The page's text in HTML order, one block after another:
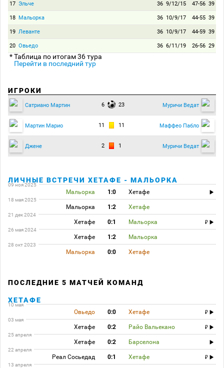
17 Эльче 36 9/12/15 47-56 39
18 Мальорка 36 10/9/17 44-55 39
19 Леванте 36 10/9/17 44-59 39
20 Овьедо 36 6/11/19 26-56 29
* Таблица по итогам 36 тура
Перейти в последний тур
ИГРОКИ
Сатриано Мартин 6 23 Муричи Ведат
Мартин Марио 11 11 Маффео Пабло
Джене 2 1 Муричи Ведат
ЛИЧНЫЕ ВСТРЕЧИ ХЕТАФЕ - МАЛЬОРКА
09 ноя 2025
Мальорка 1:0 Хетафе
18 мая 2025
Мальорка 1:2 Хетафе
21 дек 2024
Хетафе 0:1 Мальорка
26 мая 2024
Хетафе 1:2 Мальорка
28 окт 2023
Мальорка 0:0 Хетафе
ПОСЛЕДНИЕ 5 МАТЧЕЙ КОМАНД
ХЕТАФЕ
10 мая
Овьедо 0:0 Хетафе
03 мая
Хетафе 0:2 Райо Вальекано
25 апреля
Хетафе 0:2 Барселона
22 апреля
Реал Сосьедад 0:1 Хетафе
13 апреля